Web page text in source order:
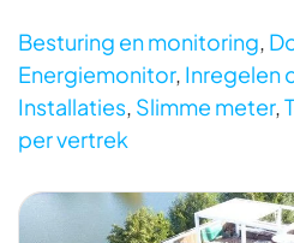
Besturing en monitoring,
Energiemonitor, Inregelen
Installaties, Slimme meter,
per vertrek